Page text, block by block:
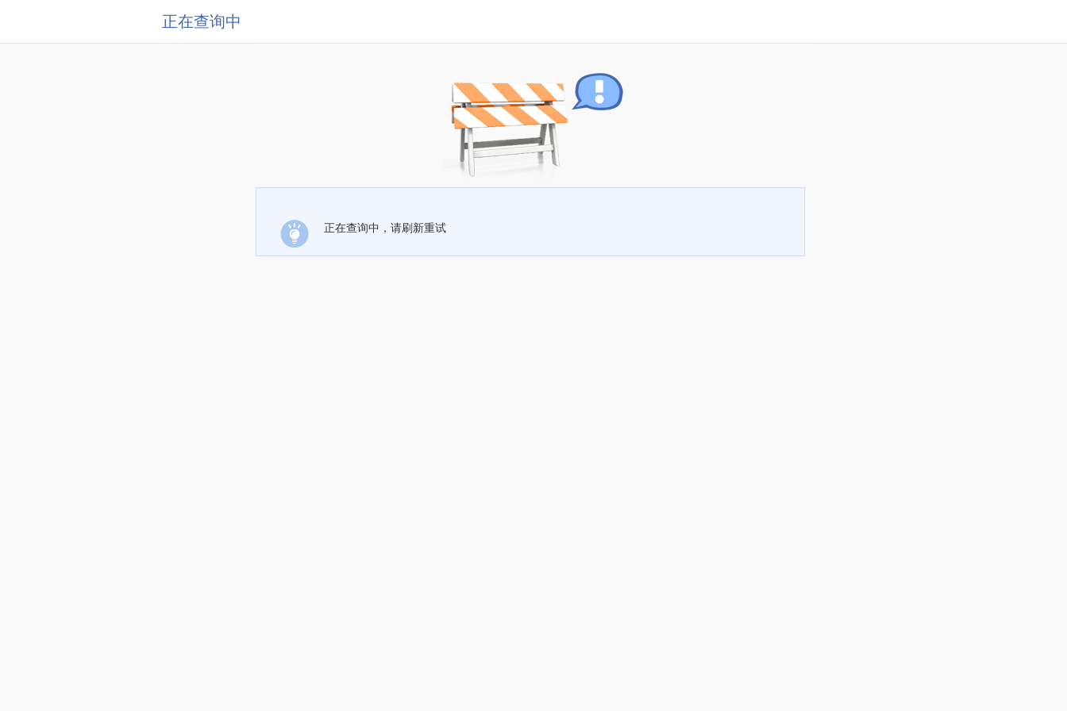
正在查询中
正在查询中，请刷新重试